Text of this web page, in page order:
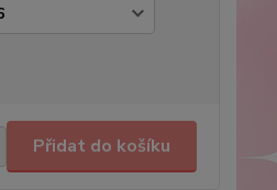
Přidat do košíku